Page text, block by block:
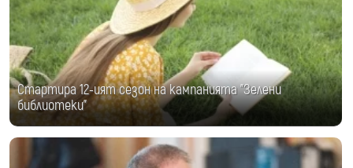
Стартира 12-ият сезон на кампанията "Зелени
библиотеки"